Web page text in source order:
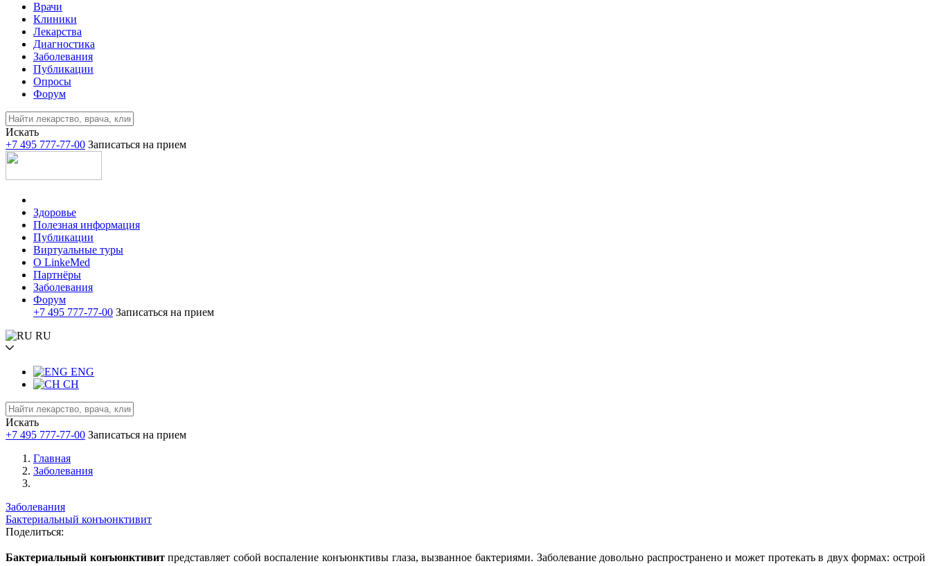
Врачи
Клиники
Лекарства
Диагностика
Заболевания
Публикации
Опросы
Форум
Искать
+7 495 777-77-00 Записаться на прием
Здоровье
Полезная информация
Публикации
Виртуальные туры
О LinkeMed
Партнёры
Заболевания
Форум
+7 495 777-77-00 Записаться на прием
RU
ENG
CH
Искать
+7 495 777-77-00 Записаться на прием
Главная
Заболевания
Заболевания
Бактериальный конъюнктивит
Поделиться:
Бактериальный конъюнктивитпредставляет собой воспаление конъюнктивы глаза, вызванное бактериями. Заболевание довольно распространено и может протекать в двух формах: острой